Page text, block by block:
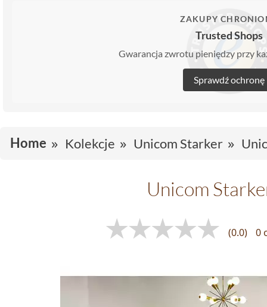
ZAKUPY
Trusted Shops
Gwarancja zwrotu pieniędzy przy
Sprawdź ochronę
Home Kolekcje Unicom Starker
Unicom
(0.0) 0